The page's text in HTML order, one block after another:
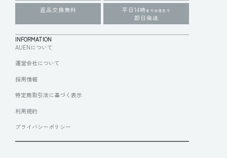
返品交換無料
平日14時 までの注文で
即日発送
INFORMATION
AUENについて
運営会社について
採用情報
特定商取引法に基づく表示
利用規約
プライバシーポリシー